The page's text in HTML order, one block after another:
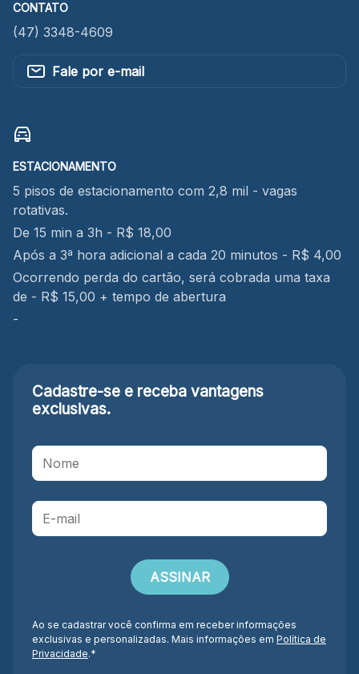
CONTATO
(47) 3348-4609
Fale por e-mail
ESTACIONAMENTO
5 pisos de estacionamento com 2,8 mil - vagas
rotativas.
De 15 min a 3h - R$ 18,00
Após a 3ª hora adicional a cada 20 minutos - R$ 4,00
Ocorrendo perda do cartão, será cobrada uma taxa
de - R$ 15,00 + tempo de abertura
-
Cadastre-se e receba vantagens
exclusivas.
Ao se cadastrar você confirma em receber informações
exclusivas e personalizadas. Mais informações em Política de
Privacidade.*